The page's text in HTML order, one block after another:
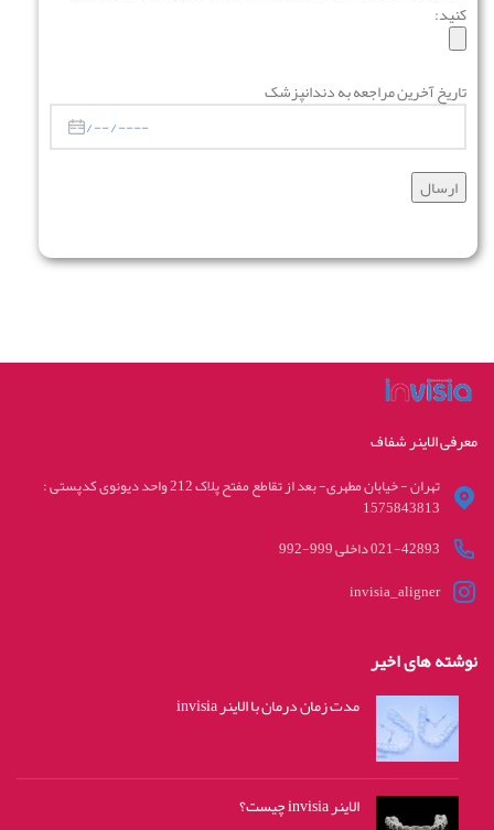
کنید:
تاریخ آخرین مراجعه به دندانپزشک
معرفی الاینر شفاف
تهران - خیابان مطهری- بعد از تقاطع مفتح پلاک 212 واحد دیونوی کدپستی :
1575843813
021-42893 داخلی 999-992
invisia_aligner
نوشته های اخیر
مدت زمان درمان با الاینر invisia
الاینر invisia چیست؟